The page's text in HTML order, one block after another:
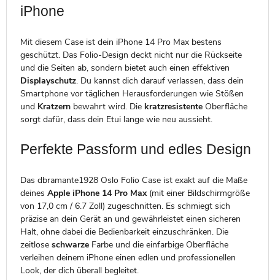
iPhone
Mit diesem Case ist dein iPhone 14 Pro Max bestens
geschützt. Das Folio-Design deckt nicht nur die Rückseite
und die Seiten ab, sondern bietet auch einen effektiven
Displayschutz. Du kannst dich darauf verlassen, dass dein
Smartphone vor täglichen Herausforderungen wie Stößen
und Kratzernbewahrt wird. Die kratzresistenteOberfläche
sorgt dafür, dass dein Etui lange wie neu aussieht.
Perfekte Passform und edles Design
Das dbramante1928 Oslo Folio Case ist exakt auf die Maße
deines Apple iPhone 14 Pro Max(mit einer Bildschirmgröße
von 17,0 cm / 6.7 Zoll) zugeschnitten. Es schmiegt sich
präzise an dein Gerät an und gewährleistet einen sicheren
Halt, ohne dabei die Bedienbarkeit einzuschränken. Die
zeitlose schwarzeFarbe und die einfarbige Oberfläche
verleihen deinem iPhone einen edlen und professionellen
Look, der dich überall begleitet.